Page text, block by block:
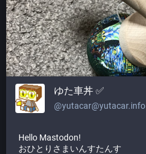
ゆた車丼 ✅
@yutacar@yutacar.info
Hello Mastodon!
おひとりさまいんすたんす